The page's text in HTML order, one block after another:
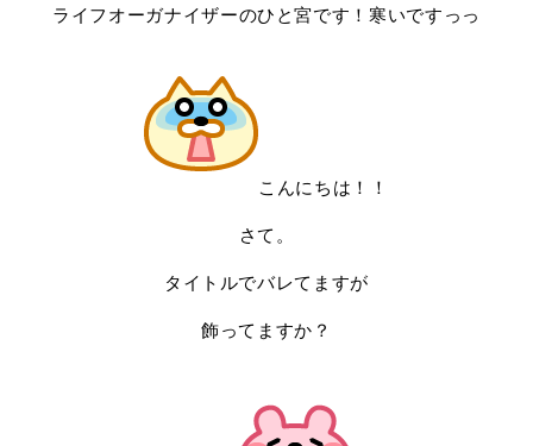
ライフオーガナイザーのひと宮です！寒いですっっ
こんにちは！！
さて。
タイトルでバレてますが
飾ってますか？